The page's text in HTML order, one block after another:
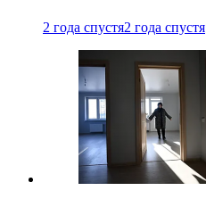
2 года спустя2 года спустя